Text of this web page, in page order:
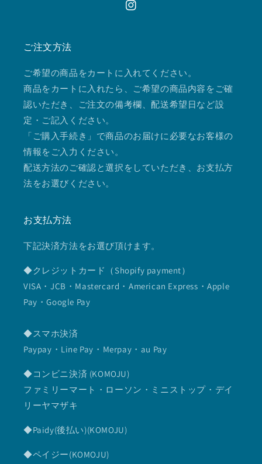
Instagram
ご注文方法
ご希望の商品をカートに入れてください。
商品をカートに入れたら、ご希望の商品内容をご確
認いただき、ご注文の備考欄、配送希望日など設
定・ご記入ください。
「ご購入手続き」で商品のお届けに必要なお客様の
情報をご入力ください。
配送方法のご確認と選択をしていただき、お支払方
法をお選びください。
お支払方法
下記決済方法をお選び頂けます。
◆クレジットカード（Shopify payment）
VISA・JCB・Mastercard・American Express・Apple
Pay・Google Pay
◆スマホ決済
Paypay・Line Pay・Merpay・au Pay
◆コンビニ決済 (KOMOJU)
ファミリーマート・ローソン・ミニストップ・デイ
リーヤマザキ
◆Paidy(後払い)(KOMOJU)
◆ペイジー(KOMOJU)